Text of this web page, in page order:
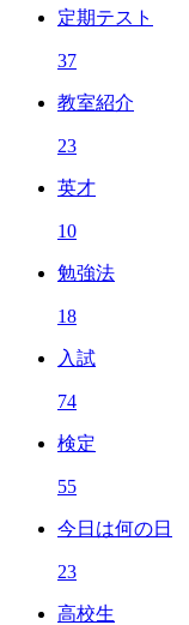
定期テスト
37
教室紹介
23
英才
10
勉強法
18
入試
74
検定
55
今日は何の日
23
高校生